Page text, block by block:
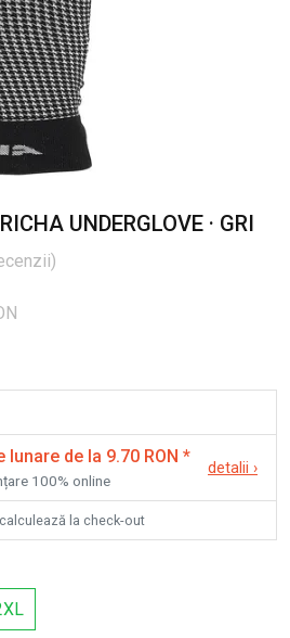
UNDERGLOVE · GRI
)
lunare de la 9.70 RON *
100% online
detalii ›
la check-out